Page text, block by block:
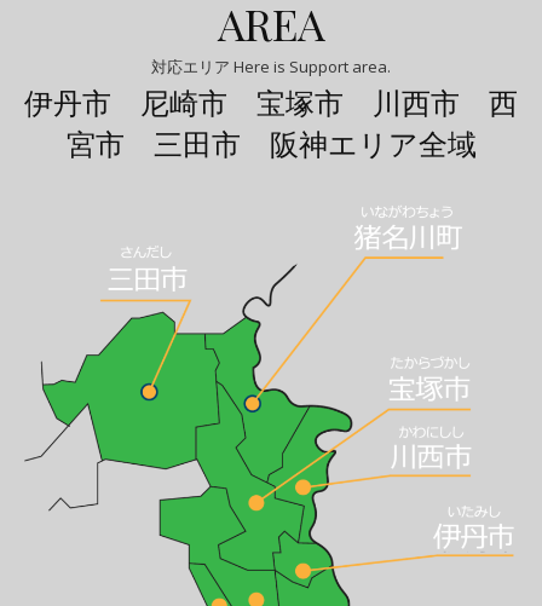
AREA
対応エリア Here is Support area.
伊丹市 尼崎市 宝塚市 川西市 西
宮市 三田市 阪神エリア全域